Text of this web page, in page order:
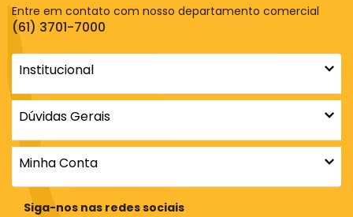
Entre em contato com nosso departamento comercial
(61) 3701-7000
Institucional
Dúvidas Gerais
Minha Conta
Siga-nos nas redes sociais